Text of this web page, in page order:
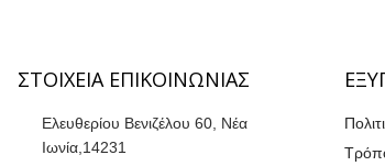
ΣΤΟΙΧΕΙΑ ΕΠΙΚΟΙΝΩΝΙΑΣ
Ελευθερίου Βενιζέλου 60, Νέα
Ιωνία,14231